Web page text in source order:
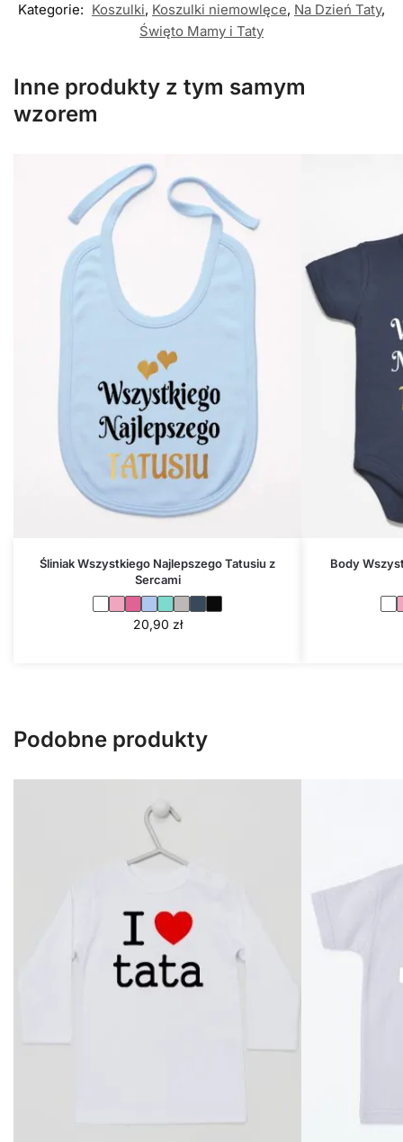
Kategorie: Koszulki, Koszulki niemowlęce, Na Dzień Taty,
Święto Mamy i Taty
Inne produkty z tym samym
wzorem
Śliniak Wszystkiego Najlepszego Tatusiu z
Sercami
20,90 zł
Body
Podobne produkty